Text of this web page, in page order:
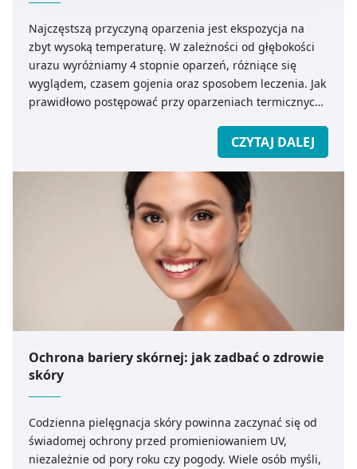
pozyskiwanie od Ciebie danych, które nie są niezbędne
dla funkcjonowania Strony. Będzie się to jednak wiązało
z brakiem dostępu do wszystkich funkcjonalności
Strony.
Najczęstszą przyczyną oparzenia jest ekspozycja na
zbyt wysoką temperaturę. W zależności od głębokości
urazu wyróżniamy 4 stopnie oparzeń, różniące się
wyglądem, czasem gojenia oraz sposobem leczenia. Jak
prawidłowo postępować przy oparzeniach termicznych,
Czym smarować oparzenia i jak odpowiednio dobrać
opatrunek specjalistyczny do stanu ranu?
CZYTAJ DALEJ
Ochrona bariery skórnej: jak zadbać o zdrowie
skóry
Codzienna pielęgnacja skóry powinna zaczynać się od
świadomej ochrony przed promieniowaniem UV,
niezależnie od pory roku czy pogody. Wiele osób myśli,